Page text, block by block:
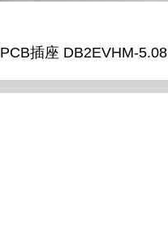
PCB插座 DB2EVHM-5.08